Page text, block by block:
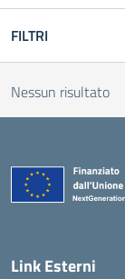
FILTRI
Nessun risultato
Link Esterni